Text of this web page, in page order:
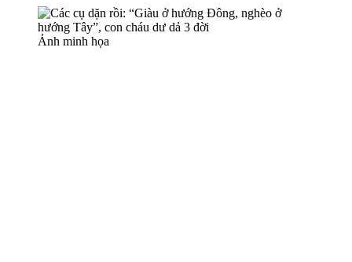
Ảnh minh họa